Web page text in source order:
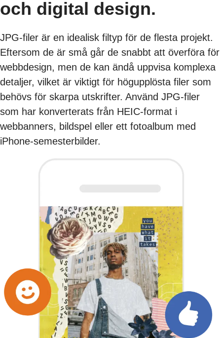
och digital design.
JPG-filer är en idealisk filtyp för de flesta projekt.
Eftersom de är små går de snabbt att överföra för
webbdesign, men de kan ändå uppvisa komplexa
detaljer, vilket är viktigt för högupplösta filer som
behövs för skarpa utskrifter. Använd JPG-filer
som har konverterats från HEIC-format i
webbanners, bildspel eller ett fotoalbum med
iPhone-semesterbilder.